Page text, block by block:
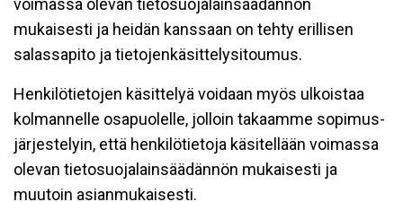
voimassa olevan tietosuojalainsäädännön
mukaisesti ja heidän kanssaan on tehty erillisen
salassapito ja tietojenkäsittelysitoumus.
Henkilötietojen käsittelyä voidaan myös ulkoistaa
kolmannelle osapuolelle, jolloin takaamme sopimus-
järjestelyin, että henkilötietoja käsitellään voimassa
olevan tietosuojalainsäädännön mukaisesti ja
muutoin asianmukaisesti.